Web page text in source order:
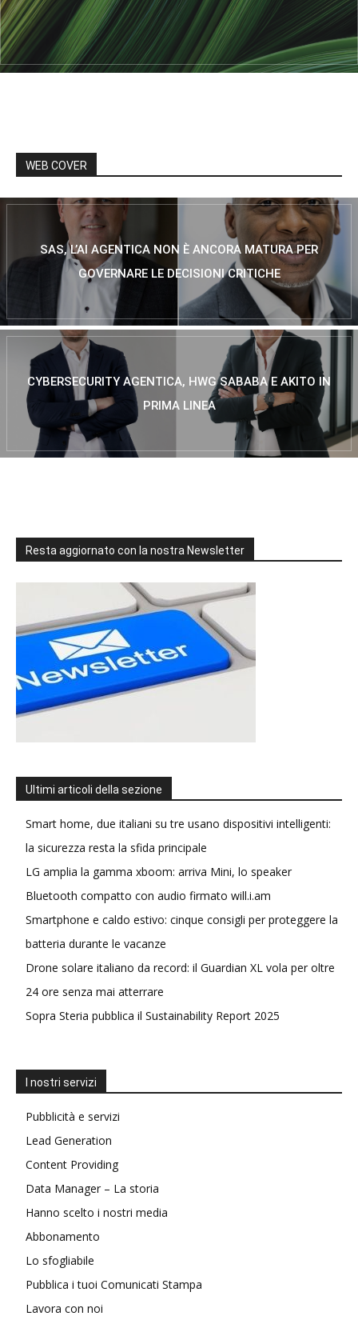
WEB COVER
SAS, L’AI AGENTICA NON È ANCORA MATURA PER
GOVERNARE LE DECISIONI CRITICHE
CYBERSECURITY AGENTICA, HWG SABABA E AKITO IN
PRIMA LINEA
Resta aggiornato con la nostra Newsletter
Ultimi articoli della sezione
Smart home, due italiani su tre usano dispositivi intelligenti:
la sicurezza resta la sfida principale
LG amplia la gamma xboom: arriva Mini, lo speaker
Bluetooth compatto con audio firmato will.i.am
Smartphone e caldo estivo: cinque consigli per proteggere la
batteria durante le vacanze
Drone solare italiano da record: il Guardian XL vola per oltre
24 ore senza mai atterrare
Sopra Steria pubblica il Sustainability Report 2025
I nostri servizi
Pubblicità e servizi
Lead Generation
Content Providing
Data Manager – La storia
Hanno scelto i nostri media
Abbonamento
Lo sfogliabile
Pubblica i tuoi Comunicati Stampa
Lavora con noi